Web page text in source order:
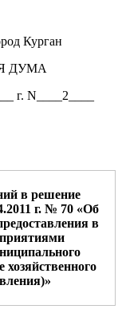
Курган
ДУМА
г. N____2____
в решение
г. № 70 «Об
в